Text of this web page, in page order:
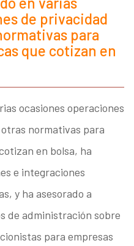
de privacidad
para
que cotizan en
ocasiones operaciones
normativas para
en bolsa, ha
e integraciones
y ha asesorado a
de administración sobre
para empresas